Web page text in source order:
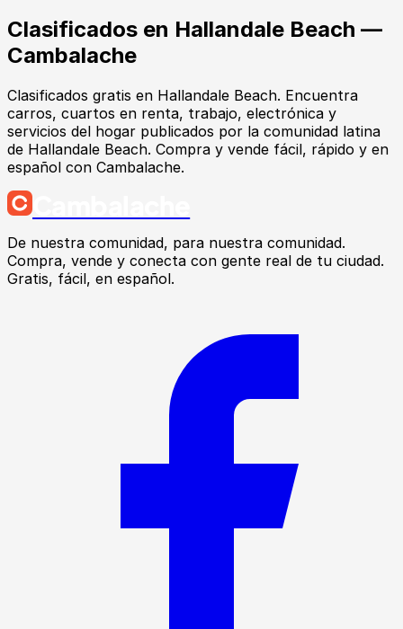
Clasificados en Hallandale Beach —
Cambalache
Clasificados gratis en Hallandale Beach. Encuentra
carros, cuartos en renta, trabajo, electrónica y
servicios del hogar publicados por la comunidad latina
de Hallandale Beach. Compra y vende fácil, rápido y en
español con Cambalache.
De nuestra comunidad, para nuestra comunidad.
Compra, vende y conecta con gente real de tu ciudad.
Gratis, fácil, en español.